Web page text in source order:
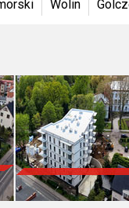
Wolin